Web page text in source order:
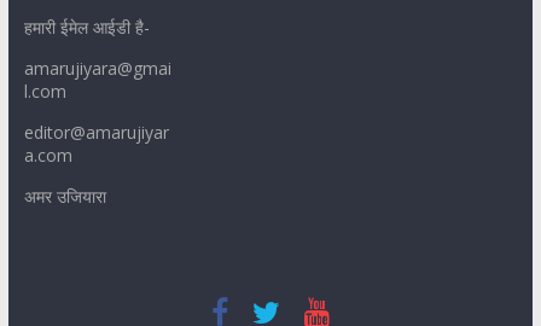
हमारी ईमेल आईडी है-
amarujiyara@gmai
l.com
editor@amarujiyar
a.com
अमर उजियारा